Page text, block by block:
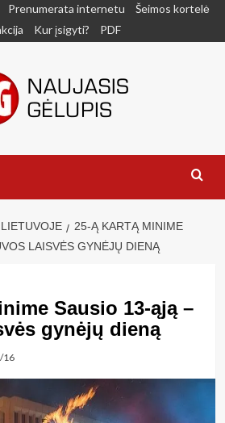
Prenumerata internetu
Šeimos kortelė
Kur įsigyti? PDF
LIETUVOJE
25-Ą KARTĄ MINIME
LAISVĖS GYNĖJŲ DIENĄ
Sausio 13-ąją –
gynėjų dieną
16